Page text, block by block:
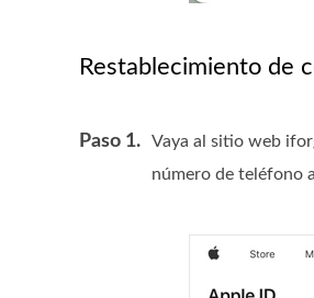
Restablecimiento de
Paso 1.
Vaya al sitio web
número de teléfono